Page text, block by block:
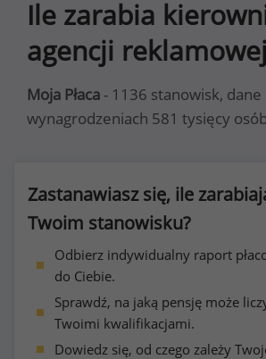
Ile zarabia
agencji
Moja Płaca - 1136 stanowisk, dane
wynagrodzeniach 581 tysięcy
Zastanawiasz się, ile
Twoim stanowisku?
Odbierz indywidualny raport
do Ciebie.
Sprawdź, na jaką pensję może
Twoimi kwalifikacjami.
Dowiedz się, od czego zależy